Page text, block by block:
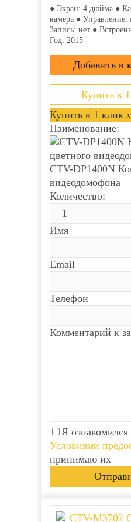
● Экран: 4 дюйма ●
камера ● Управление:
Запись: нет ●
Год: 2015
Купить в
Купить в 1 клик x
Наименование:
CTV-DP1400N
видеодомофона
Количество:
Имя
Email
Телефон
Комментарий к
Я ознакомился
Условиями
принимаю их